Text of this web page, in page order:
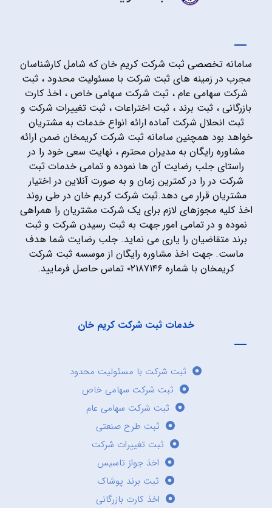
سامانه تخصصی ثبت شرکت کریم خان که شامل کارشناسان
مجرب در زمینه های ثبت شرکت با مسئولیت محدود ، ثبت
شرکت سهامی عام ، ثبت شرکت سهامی خاص ، اخذ کارت
بازرگانی ، ثبت برند ، ثبت اختراعات ، ثبت تغییرات شرکت و
ثبت انحلال شرکت آماده ارائه انواع خدمات به مشتریان
خواهد بود همچنین سامانه ثبت شرکت کریمخان ضمن ارائه
مشاوره رایگان به مدیران محترم ، نهایت سعی خود را در
راستای جلب رضایت آن ها نموده و تمامی خدمات ثبت
شرکت در را در کمترین زمان و به صورت آنلاین در اختیار
مشتریان قرار می دهد.ثبت شرکت کریم خان در طی روند
اخذ کلیه مجوزهای لازم برای یک شرکت مشتریان را همراهی
نموده و در تمامی امور جهت به ثبت رسیدن شرکت و ثبت
برند متقاضیان را یاری می نماید. جلب رضایت شما هدف
ماست. جهت اخذ مشاوره رایگان از موسسه ثبت شرکت
کریمخان با شماره ۰۲۱۸۷۱۴۶ تماس حاصل فرمایید.
خدمات ثبت شرکت کریم خان
ثبت شرکت با مسئولیت محدود
ثبت شرکت سهامی خاص
ثبت شرکت سهامی عام
ثبت طرح صنعتی
ثبت تغییرات شرکت
اخذ جواز تاسیس
ثبت برند پوشاک
اخذ کارت بازرگانی